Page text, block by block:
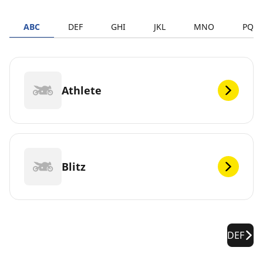
ABC DEF GHI JKL MNO PQRS
Athlete
Blitz
DEF